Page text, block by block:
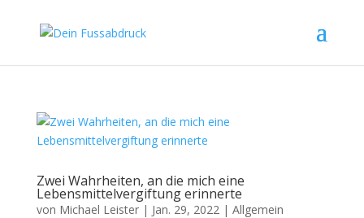
Zwei Wahrheiten, an die mich eine
Lebensmittelvergiftung erinnerte
von Michael Leister| Jan. 29, 2022| Allgemein